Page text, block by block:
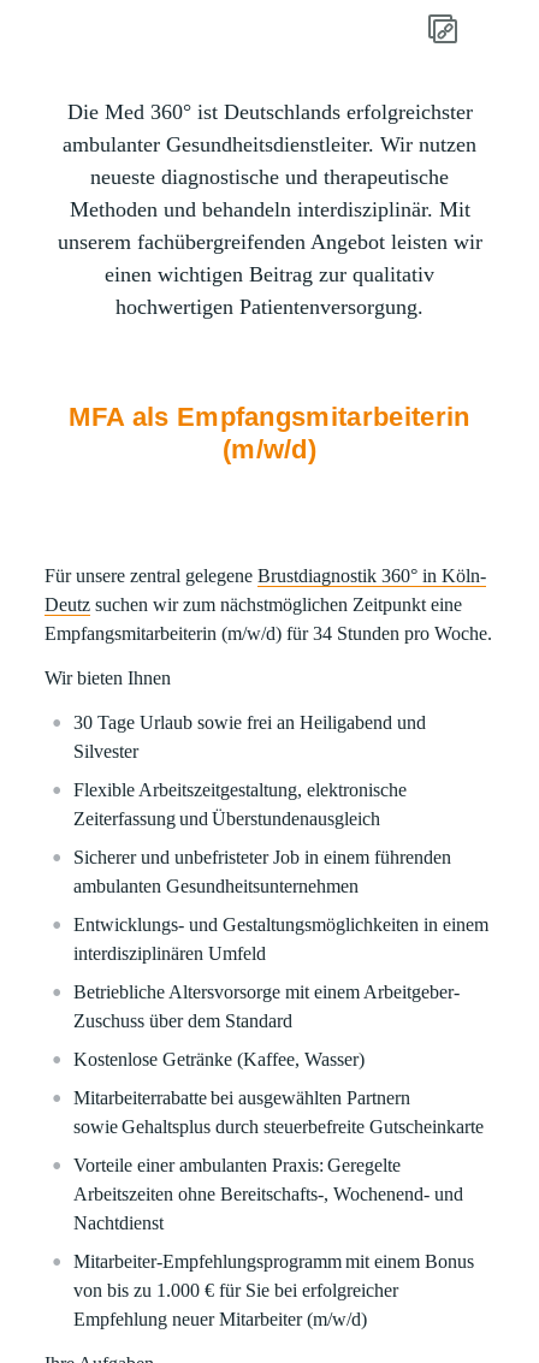
Die Med 360° ist Deutschlands erfolgreichster
ambulanter Gesundheitsdienstleiter. Wir nutzen
neueste diagnostische und therapeutische
Methoden und behandeln interdisziplinär. Mit
unserem fachübergreifenden Angebot leisten wir
einen wichtigen Beitrag zur qualitativ
hochwertigen Patientenversorgung.
MFA als Empfangsmitarbeiterin
(m/w/d)
Für unsere zentral gelegeneBrustdiagnostik 360° in Köln-
Deutz suchen wir zum nächstmöglichen Zeitpunkt eine
Empfangsmitarbeiterin (m/w/d) für 34 Stunden pro Woche.
Wir bieten Ihnen
30 Tage Urlaub sowie frei an Heiligabend und
Silvester
Flexible Arbeitszeitgestaltung, elektronische
ZeiterfassungundÜberstundenausgleich
Sichererundunbefristeter Jobin einem führenden
ambulanten Gesundheitsunternehmen
Entwicklungs- und Gestaltungsmöglichkeiten in einem
interdisziplinären Umfeld
Betriebliche Altersvorsorge mit einem Arbeitgeber-
Zuschuss über dem Standard
Kostenlose Getränke (Kaffee, Wasser)
Mitarbeiterrabattebei ausgewählten Partnern
sowieGehaltsplus durch steuerbefreite Gutscheinkarte
Vorteile einer ambulanten Praxis:Geregelte
Arbeitszeiten ohne Bereitschafts-, Wochenend- und
Nachtdienst
Mitarbeiter-Empfehlungsprogrammmit einem Bonus
von bis zu 1.000 € für Sie bei erfolgreicher
Empfehlung neuer Mitarbeiter (m/w/d)